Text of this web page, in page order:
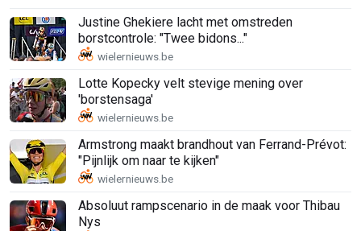
Justine Ghekiere lacht met omstreden
borstcontrole: "Twee bidons..."
Lotte Kopecky velt stevige mening over
'borstensaga'
Armstrong maakt brandhout van Ferrand-Prévot:
"Pijnlijk om naar te kijken"
Absoluut rampscenario in de maak voor Thibau
Nys